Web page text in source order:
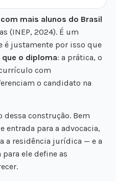
mais alunos do Brasil
(INEP, 2024). É um
é justamente por isso que
o diploma: a prática, o
com
o candidato na
construção. Bem
entrada para a advocacia,
a residência jurídica — e a
ele define as